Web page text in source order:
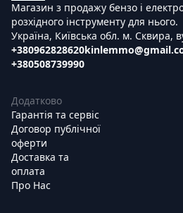
Магазин з продажу бензо і
розхідного інструменту для нього.
Україна, Київська обл. м. Сквира,
+380962828620
+380508739990
Додатково
Гарантія та сервіс
Договор публічної
оферти
Доставка та
оплата
Про Нас